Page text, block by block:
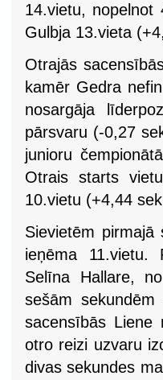
14.vietu,
Gulbja 13.vieta
Otrajās
kamēr Gedra
nosargāja
pārsvaru (-0,27
junioru
Otrais starts
10.vietu (+4,44
Sievietēm
ieņēma 11.vietu.
Selīna Hallare,
sešām
sacensībās Liene
otro reizi uzvaru
divas sekundes